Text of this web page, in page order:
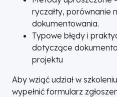
ryczałty, porównanie
dokumentowania.
Typowe błędy i
dotyczące
projektu
Aby wziąć udział w
wypełnić formularz